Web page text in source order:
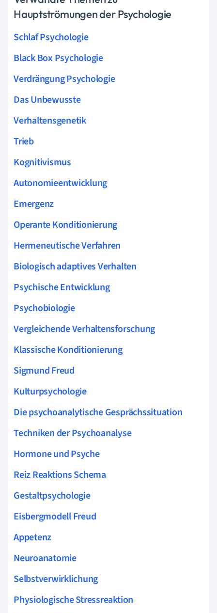
Hauptströmungen der Psychologie
Schlaf Psychologie
Black Box Psychologie
Verdrängung Psychologie
Das Unbewusste
Verhaltensgenetik
Trieb
Kognitivismus
Autonomieentwicklung
Emergenz
Operante Konditionierung
Hermeneutische Verfahren
Biologisch adaptives Verhalten
Psychische Entwicklung
Psychobiologie
Vergleichende Verhaltensforschung
Klassische Konditionierung
Sigmund Freud
Kulturpsychologie
Die psychoanalytische Gesprächssituation
Techniken der Psychoanalyse
Hormone und Psyche
Reiz Reaktions Schema
Gestaltpsychologie
Eisbergmodell Freud
Appetenz
Neuroanatomie
Selbstverwirklichung
Physiologische Stressreaktion